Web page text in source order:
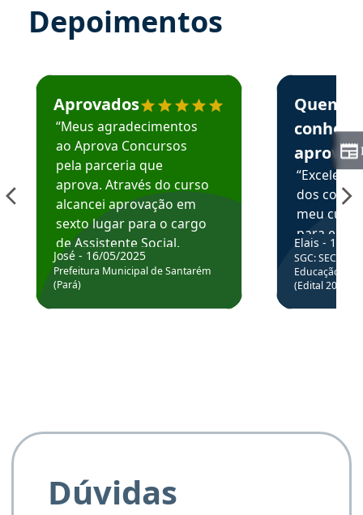
Depoimentos
Estudante José recomenda o Aprova Concursos em
Aprovados
“Meus agradecimentos
ao Aprova Concursos
pela parceria que
aprova. Através do curso
alcancei aprovação em
sexto lugar para o cargo
de Assistente Social.
Hoje estou atuando na
Prefeitura de Santarém.
José - 16/05/2025
Prefeitura Municipal de Santarém
(Pará)
Estudante
Quem
aprova
dos
meu
para
colocar
através
de
Elais - 15/
SGC: SEC BA
Educação
(Edital
Dúvidas